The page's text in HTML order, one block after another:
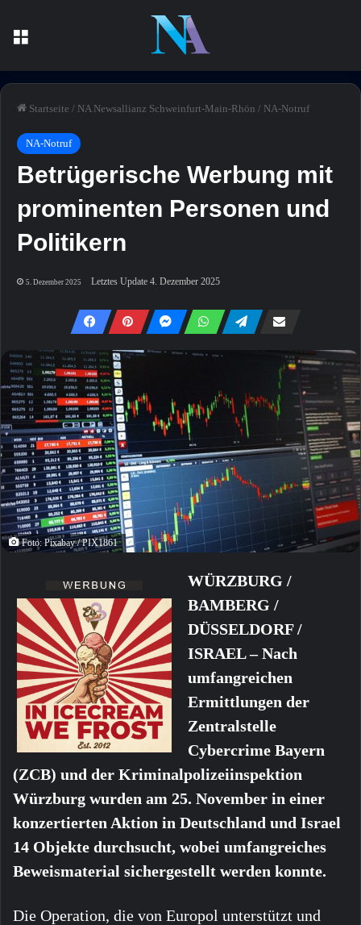
Startseite / NA Newsallianz Schweinfurt-Main-Rhön / NA-Notruf
NA-Notruf
Betrügerische Werbung mit
prominenten Personen und
Politikern
5. Dezember 2025 Letztes Update 4. Dezember 2025
Foto: Pixabay / PIX1861
WÜRZBURG /
BAMBERG /
DÜSSELDORF /
ISRAEL – Nach
umfangreichen
Ermittlungen der
Zentralstelle
Cybercrime Bayern
(ZCB) und der Kriminalpolizeiinspektion
Würzburg wurden am 25. November in einer
konzertierten Aktion in Deutschland und Israel
14 Objekte durchsucht, wobei umfangreiches
Beweismaterial sichergestellt werden konnte.
Die Operation, die von Europol unterstützt und